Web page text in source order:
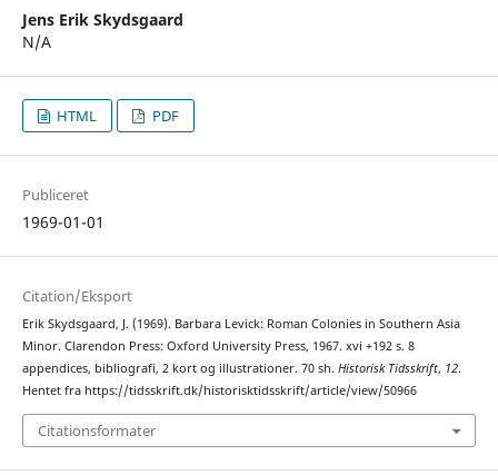
Jens Erik Skydsgaard
N/A
HTML PDF
Publiceret
1969-01-01
Citation/Eksport
Erik Skydsgaard, J. (1969). Barbara Levick: Roman Colonies in Southern Asia
Minor. Clarendon Press: Oxford University Press, 1967. xvi +192 s. 8
appendices, bibliografi, 2 kort og illustrationer. 70 sh. Historisk Tidsskrift, 12.
Hentet fra https://tidsskrift.dk/historisktidsskrift/article/view/50966
Citationsformater